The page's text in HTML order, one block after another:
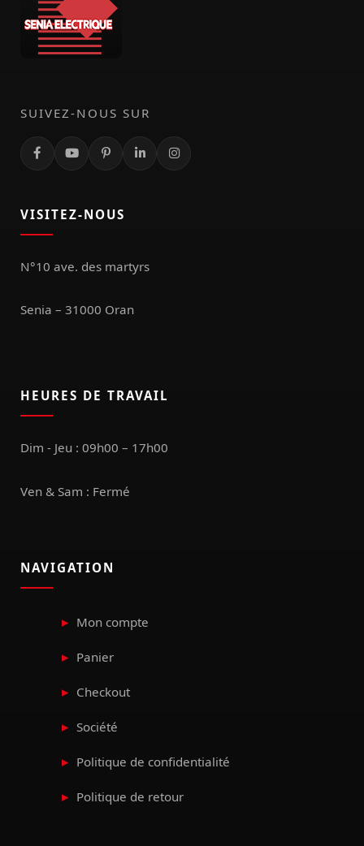
SUIVEZ-NOUS SUR
VISITEZ-NOUS
N°10 ave. des martyrs
Senia – 31000 Oran
HEURES DE TRAVAIL
Dim - Jeu : 09h00 – 17h00
Ven & Sam : Fermé
NAVIGATION
Mon compte
Panier
Checkout
Société
Politique de confidentialité
Politique de retour